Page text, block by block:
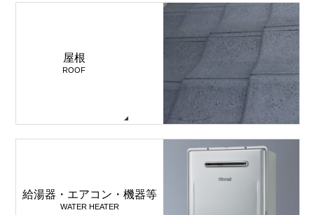
屋根
ROOF
給湯器・エアコン・機器等
WATER HEATER